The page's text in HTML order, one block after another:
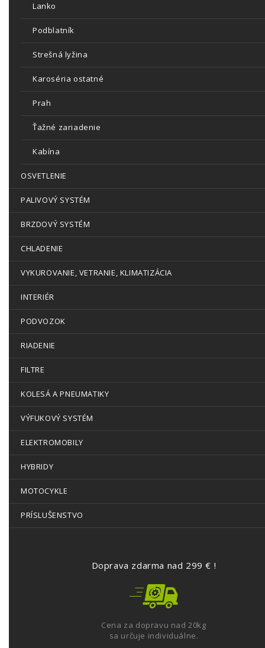
Lanko
Podblatník
Strešná lyžina
Karoséria ostatné
Prah
Ťažné zariadenie
Kabína
OSVETLENIE
PALIVOVÝ SYSTÉM
BRZDOVÝ SYSTÉM
CHLADENIE
VYKUROVANIE, VETRANIE, KLIMATIZÁCIA
INTERIÉR
PODVOZOK
RIADENIE
FILTRE
KOLESÁ A PNEUMATIKY
VÝFUKOVÝ SYSTÉM
ELEKTROMOBILY
HYBRIDY
MOTOCYKLE
PRÍSLUŠENSTVO
Doprava zdarma nad 299 € !
Cena za dopravu nad 20kg
sa určuje individuálne.